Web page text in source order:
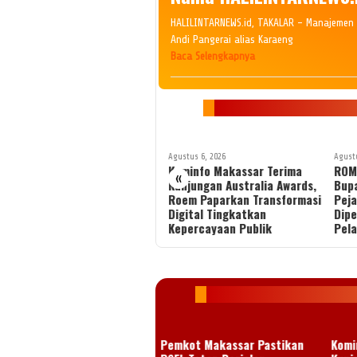
HALILINTARNEWS.id, TAKALAR –
Andi Pangerai alias Karaeng
Baca Selengkapnya
«
Agustus 6, 2026
Kominfo Makassar Terima
Kunjungan Australia Awards,
Roem Paparkan Transformasi
Digital Tingkatkan
Kepercayaan Publik
Pemkot Makassar Pastikan